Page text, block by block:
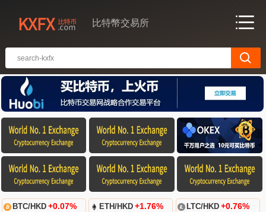
比特幣交易所
BTC/HKD +0.07% ETH/HKD +1.76% LTC/HKD +0.76%